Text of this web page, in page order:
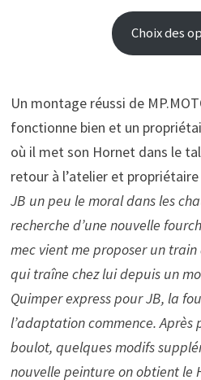
Choix des
Un montage réussi de
fonctionne bien et un
où il met son Hornet dans le
retour à l’atelier et
JB un peu le moral dans les
recherche d’une nouvelle
mec vient me proposer un
qui traîne chez lui depuis un
Quimper express pour JB, la
l’adaptation commence. Après
boulot, quelques modifs
nouvelle peinture on obtient le